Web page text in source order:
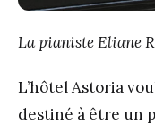
La pianiste Eliane
L’hôtel Astoria
destiné à être un